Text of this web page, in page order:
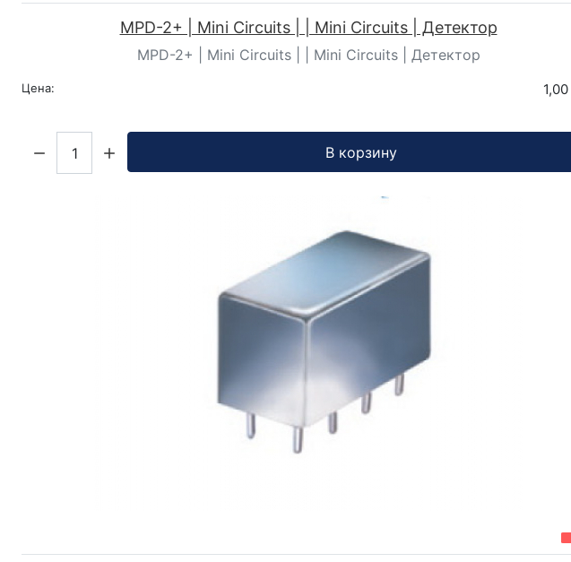
MPD-2+ | Mini Circuits | | Mini Circuits | Детектор
MPD-2+ | Mini Circuits | | Mini Circuits | Детектор
Цена:
В корзину